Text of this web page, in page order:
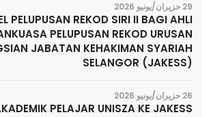
29 حزيران/يونيو 2026
PELUPUSAN REKOD SIRI II BAGI AHLI
PELUPUSAN REKOD URUSAN
JABATAN KEHAKIMAN SYARIAH
SELANGOR (JAKESS)
26 حزيران/يونيو 2026
PELAJAR UNISZA KE JAKESS